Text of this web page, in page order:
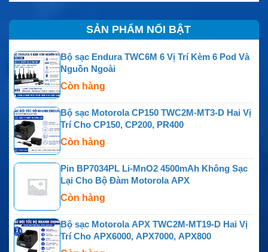
SẢN PHẨM NỔI BẬT
Bộ sạc Endura TWC6M 6 Vị Trí Kèm 6 Pod Và
Nguồn Ngoài
Còn hàng
Bộ sạc Motorola CP150 TWC2M-MT3-D Hai Vị
Trí Cho CP150, CP200, PR400
Còn hàng
Pin BP7034PL Li-MnO2 4500mAh Không Sạc
Lại Cho Bộ Đàm Motorola APX
Còn hàng
Bộ sạc Motorola APX TWC2M-MT19-D Hai Vị
Trí Cho APX6000, APX7000, APX800